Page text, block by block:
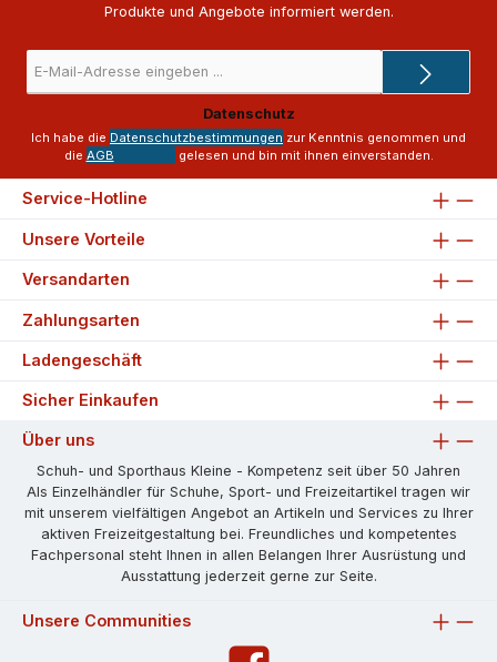
Produkte und Angebote informiert werden.
Mail-
Adresse
*
Datenschutz
Ich habe die Datenschutzbestimmungen zur Kenntnis genommen und
die AGB gelesen und bin mit ihnen einverstanden.
Service-Hotline
Unsere Vorteile
Versandarten
Zahlungsarten
Ladengeschäft
Sicher Einkaufen
Über uns
Schuh- und Sporthaus Kleine - Kompetenz seit über 50 Jahren
Als Einzelhändler für Schuhe, Sport- und Freizeitartikel tragen wir
mit unserem vielfältigen Angebot an Artikeln und Services zu Ihrer
aktiven Freizeitgestaltung bei. Freundliches und kompetentes
Fachpersonal steht Ihnen in allen Belangen Ihrer Ausrüstung und
Ausstattung jederzeit gerne zur Seite.
Unsere Communities